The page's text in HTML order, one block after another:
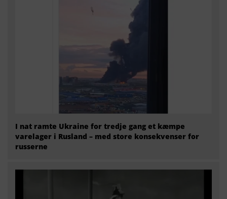
I nat ramte Ukraine for tredje gang et kæmpe
varelager i Rusland – med store konsekvenser for
russerne